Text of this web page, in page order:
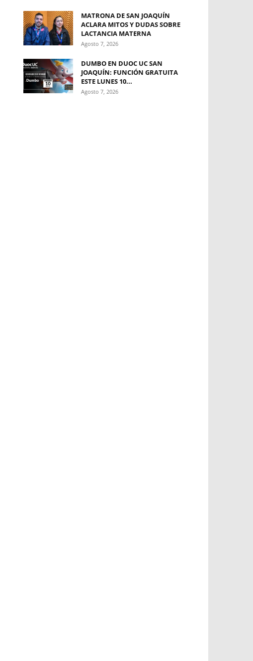
MATRONA DE SAN JOAQUÍN
ACLARA MITOS Y DUDAS SOBRE
LACTANCIA MATERNA
Agosto 7, 2026
DUMBO EN DUOC UC SAN
JOAQUÍN: FUNCIÓN GRATUITA
ESTE LUNES 10...
Agosto 7, 2026